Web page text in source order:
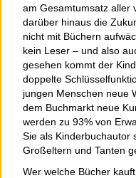
am Gesamtumsatz aller
darüber hinaus die
nicht mit Büchern
kein Leser – und also
gesehen kommt der
doppelte
jungen Menschen neue
dem Buchmarkt neue
werden zu 93% von
Sie als Kinderbuchautor
Großeltern und Tanten
Wer welche Bücher